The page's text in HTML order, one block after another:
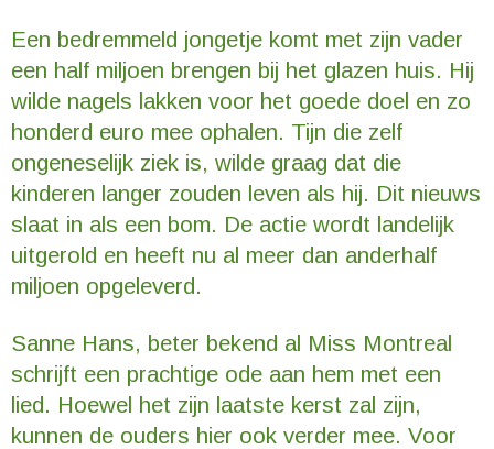
Een bedremmeld jongetje komt met zijn vader
een half miljoen brengen bij het glazen huis. Hij
wilde nagels lakken voor het goede doel en zo
honderd euro mee ophalen. Tijn die zelf
ongeneselijk ziek is, wilde graag dat die
kinderen langer zouden leven als hij. Dit nieuws
slaat in als een bom. De actie wordt landelijk
uitgerold en heeft nu al meer dan anderhalf
miljoen opgeleverd.
Sanne Hans, beter bekend al Miss Montreal
schrijft een prachtige ode aan hem met een
lied. Hoewel het zijn laatste kerst zal zijn,
kunnen de ouders hier ook verder mee. Voor